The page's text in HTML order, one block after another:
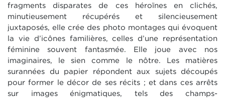
fragments disparates de ces héroïnes en clichés,
minutieusement récupérés et silencieusement
juxtaposés, elle crée des photo montages qui évoquent
la vie d’icônes familières, celles d’une représentation
féminine souvent fantasmée. Elle joue avec nos
imaginaires, le sien comme le nôtre. Les matières
surannées du papier répondent aux sujets découpés
pour former le décor de ses récits ; et dans ces arrêts
sur images énigmatiques, tels des champs-